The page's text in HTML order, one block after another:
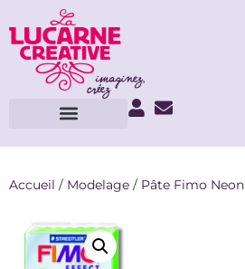
Accueil / Modelage / Pâte Fimo Neon